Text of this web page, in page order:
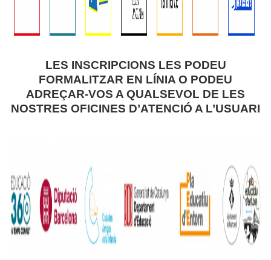
LES INSCRIPCIONS LES PODEU
FORMALITZAR EN LÍNIA O PODEU
ADREÇAR-VOS A QUALSEVOL DE LES
NOSTRES OFICINES D’ATENCIÓ A L’USUARI